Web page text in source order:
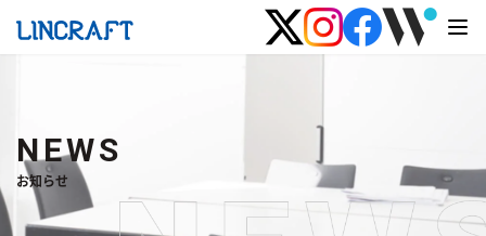
NEWS
お知らせ